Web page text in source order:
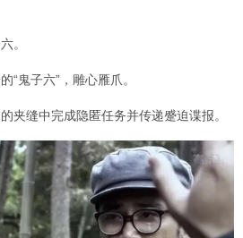
。
“鬼子六”，雕心雁爪。
夹缝中完成隐匿任务并传递蹙迫谍报。